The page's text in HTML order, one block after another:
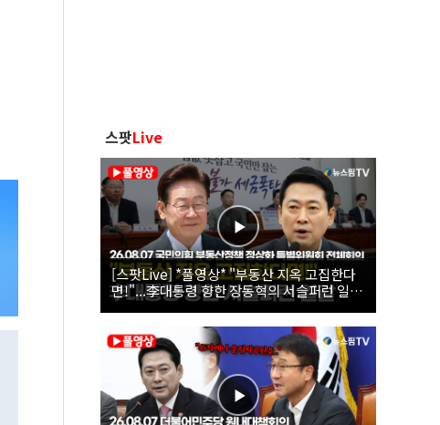
스팟Live
[스팟Live] *풀영상* "부동산 지옥 고집한다
면!"...李대통령 향한 장동혁의 서슬퍼런 일갈
| 26.08.07 국민의힘 부동산정책 정상화 특별
위원회 전체회의